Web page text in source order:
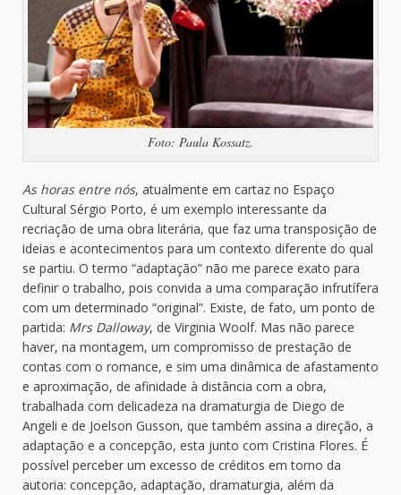
Foto: Paula Kossatz.
As horas entre nós, atualmente em cartaz no Espaço
Cultural Sérgio Porto, é um exemplo interessante da
recriação de uma obra literária, que faz uma transposição de
ideias e acontecimentos para um contexto diferente do qual
se partiu. O termo “adaptação” não me parece exato para
definir o trabalho, pois convida a uma comparação infrutífera
com um determinado “original”. Existe, de fato, um ponto de
partida: Mrs Dalloway, de Virginia Woolf. Mas não parece
haver, na montagem, um compromisso de prestação de
contas com o romance, e sim uma dinâmica de afastamento
e aproximação, de afinidade à distância com a obra,
trabalhada com delicadeza na dramaturgia de Diego de
Angeli e de Joelson Gusson, que também assina a direção, a
adaptação e a concepção, esta junto com Cristina Flores. É
possível perceber um excesso de créditos em torno da
autoria: concepção, adaptação, dramaturgia, além da